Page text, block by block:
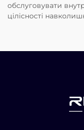
обслуговувати
цілісності